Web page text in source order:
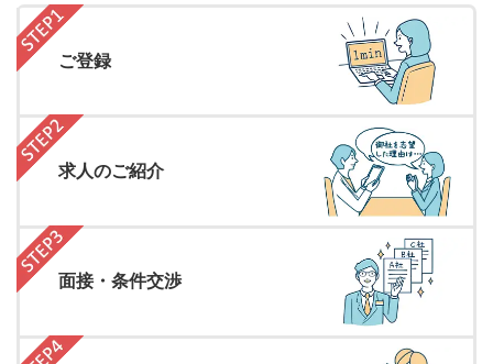
ご登録
求人のご紹介
面接・条件交渉